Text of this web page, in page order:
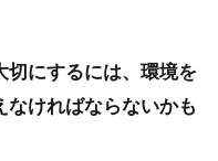
切にするには、環境を
ければならないかも